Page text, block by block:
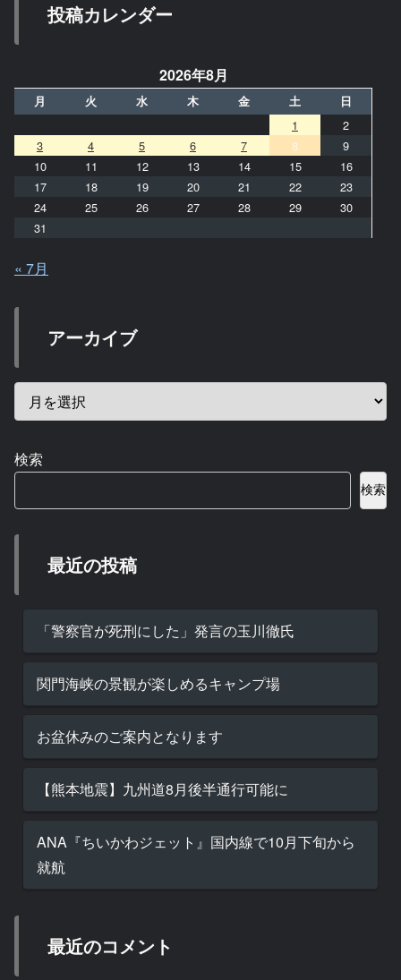
投稿カレンダー
2026年8月
月 火 水 木 金 土 日
1
2
3
4 5 6 7 8
9
10
11 12 13 14 15
16
17
18 19 20 21 22
23
24
25 26 27 28 29
30
31
« 7月
アーカイブ
検索
検索
最近の投稿
「警察官が死刑にした」発言の玉川徹氏
関門海峡の景観が楽しめるキャンプ場
お盆休みのご案内となります
【熊本地震】九州道8月後半通行可能に
ANA『ちいかわジェット』国内線で10月下旬から
就航
最近のコメント